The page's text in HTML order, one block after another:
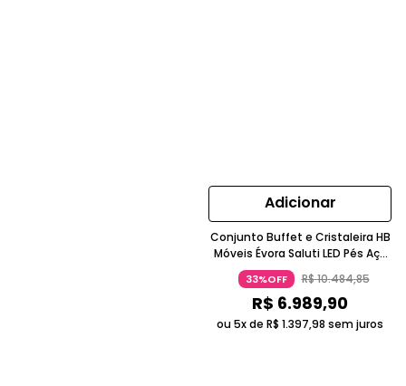
Adicionar
Conjunto Buffet e Cristaleira HB
Móveis Évora Saluti LED Pés Aço
Dourado Off White
33%OFF R$10.484,85
R$ 6.989,90
ou 5x de R$ 1.397,98 sem juros